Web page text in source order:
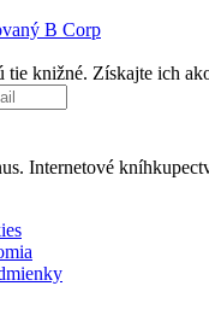
B Corp
tie knižné. Získajte ich
Internetové